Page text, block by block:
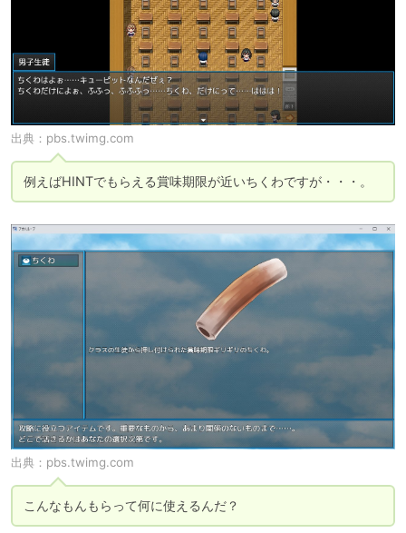
出典： pbs.twimg.com
例えばHINTでもらえる賞味期限が近いちくわですが・・・。
出典： pbs.twimg.com
こんなもんもらって何に使えるんだ？